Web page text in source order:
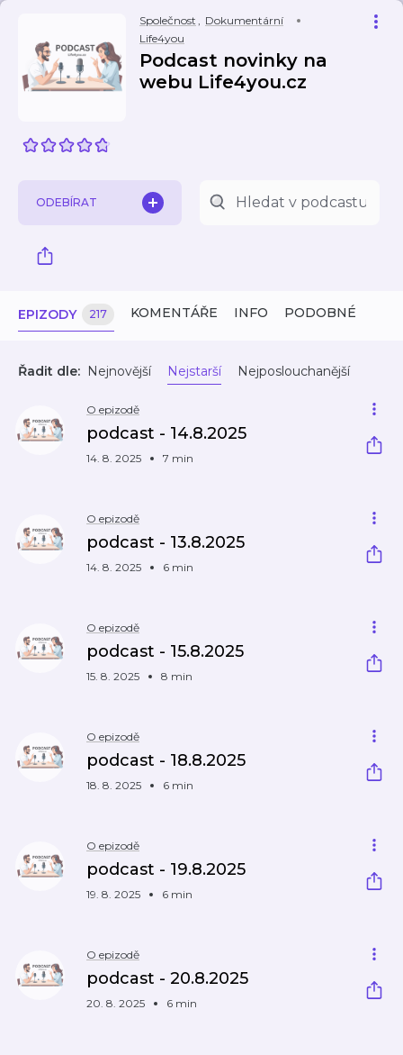
Společnost , Dokumentární
Life4you
Podcast novinky na
webu Life4you.cz
ODEBÍRAT
EPIZODY 217 KOMENTÁŘE INFO PODOBNÉ
Řadit dle: Nejnovější Nejstarší Nejposlouchanější
O epizodě
podcast - 14.8.2025
14. 8. 2025 7 min
O epizodě
podcast - 13.8.2025
14. 8. 2025 6 min
O epizodě
podcast - 15.8.2025
15. 8. 2025 8 min
O epizodě
podcast - 18.8.2025
18. 8. 2025 6 min
O epizodě
podcast - 19.8.2025
19. 8. 2025 6 min
O epizodě
podcast - 20.8.2025
20. 8. 2025 6 min